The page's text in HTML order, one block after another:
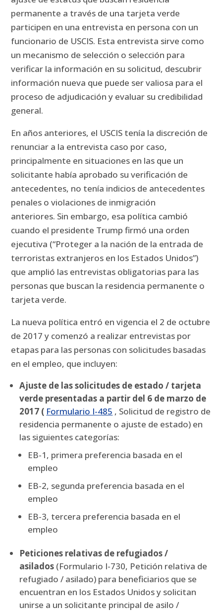
permanente a través de una tarjeta verde
participen en una entrevista en persona con un
funcionario de USCIS. Esta entrevista sirve como
un mecanismo de selección o selección para
verificar la información en su solicitud, descubrir
información nueva que puede ser valiosa para el
proceso de adjudicación y evaluar su credibilidad
general.
En años anteriores, el USCIS tenía la discreción de
renunciar a la entrevista caso por caso,
principalmente en situaciones en las que un
solicitante había aprobado su verificación de
antecedentes, no tenía indicios de antecedentes
penales o violaciones de inmigración
anteriores. Sin embargo, esa política cambió
cuando el presidente Trump firmó una orden
ejecutiva (“Proteger a la nación de la entrada de
terroristas extranjeros en los Estados Unidos”)
que amplió las entrevistas obligatorias para las
personas que buscan la residencia permanente o
tarjeta verde.
La nueva política entró en vigencia el 2 de octubre
de 2017 y comenzó a realizar entrevistas por
etapas para las personas con solicitudes basadas
en el empleo, que incluyen:
Ajuste de las solicitudes de estado / tarjeta
verde presentadas a partir del 6 de marzo de
2017 ( Formulario I-485 , Solicitud de registro de
residencia permanente o ajuste de estado) en
las siguientes categorías:
EB-1, primera preferencia basada en el
empleo
EB-2, segunda preferencia basada en el
empleo
EB-3, tercera preferencia basada en el
empleo
Peticiones relativas de refugiados /
asilados (Formulario I-730, Petición relativa de
refugiado / asilado) para beneficiarios que se
encuentran en los Estados Unidos y solicitan
unirse a un solicitante principal de asilo /